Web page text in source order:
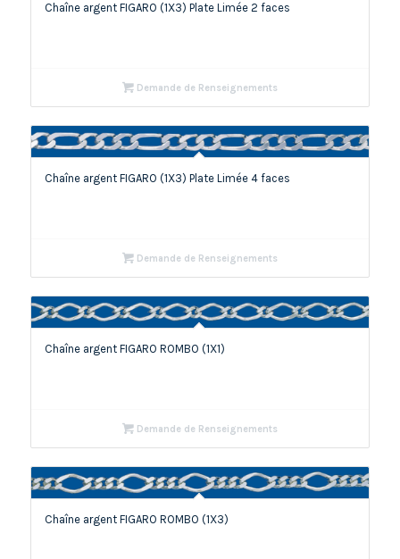
Chaîne argent FIGARO (1X3) Plate Limée 2 faces
Demande de Renseignements
Chaîne argent FIGARO (1X3) Plate Limée 4 faces
Demande de Renseignements
Chaîne argent FIGARO ROMBO (1X1)
Demande de Renseignements
Chaîne argent FIGARO ROMBO (1X3)